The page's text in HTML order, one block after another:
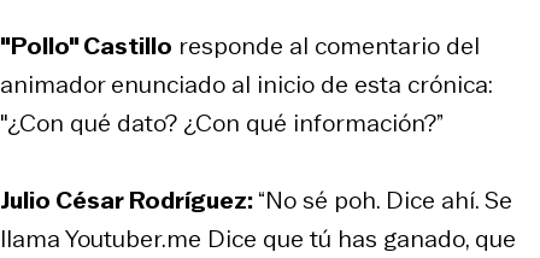
"Pollo" Castillo responde al comentario del
animador enunciado al inicio de esta crónica:
"¿Con qué dato? ¿Con qué información?”
Julio César Rodríguez:“No sé poh. Dice ahí. Se
llama Youtuber.me Dice que tú has ganado, que